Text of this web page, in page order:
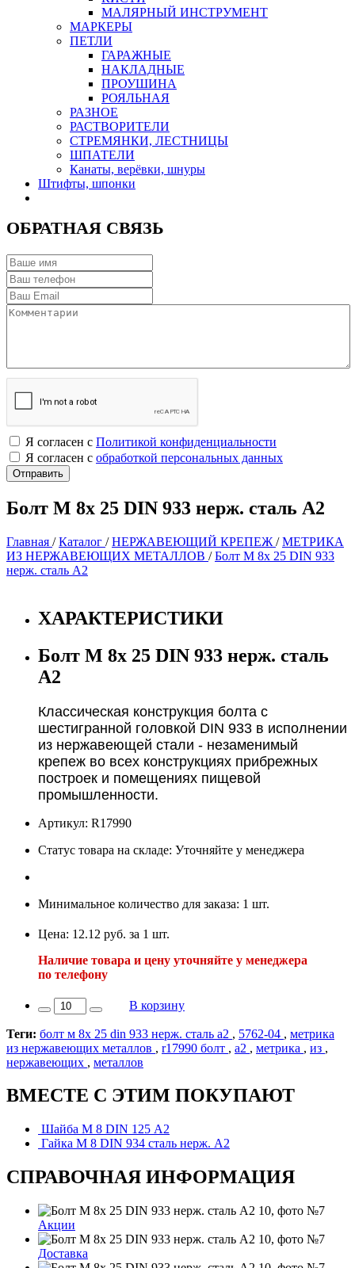
МАЛЯРНЫЙ ИНСТРУМЕНТ
МАРКЕРЫ
ПЕТЛИ
ГАРАЖНЫЕ
НАКЛАДНЫЕ
ПРОУШИНА
РОЯЛЬНАЯ
РАЗНОЕ
РАСТВОРИТЕЛИ
СТРЕМЯНКИ, ЛЕСТНИЦЫ
ШПАТЕЛИ
Канаты, верёвки, шнуры
Штифты, шпонки
ОБРАТНАЯ СВЯЗЬ
Я согласен с Политикой конфиденциальности
Я согласен с обработкой персональных данных
Болт М 8х 25 DIN 933 нерж. сталь А2
Главная /Каталог /НЕРЖАВЕЮЩИЙ КРЕПЕЖ /МЕТРИКА
ИЗ НЕРЖАВЕЮЩИХ МЕТАЛЛОВ /Болт М 8х 25 DIN 933
нерж. сталь А2
ХАРАКТЕРИСТИКИ
Болт М 8х 25 DIN 933 нерж. сталь
А2
Классическая конструкция болта с
шестигранной головкой DIN 933 в исполнении
из нержавеющей стали - незаменимый
крепеж во всех конструкциях прибрежных
построек и помещениях пищевой
промышленности.
Артикул: R17990
Статус товара на складе: Уточняйте у менеджера
Минимальное количество для заказа: 1 шт.
Цена: 12.12 руб. за 1 шт.
Наличие товара и цену уточняйте у менеджера
по телефону
В корзину
Теги: болт м 8х 25 din 933 нерж. сталь а2 , 5762-04 , метрика
из нержавеющих металлов , r17990 болт , а2 , метрика , из ,
нержавеющих , металлов
ВМЕСТЕ С ЭТИМ ПОКУПАЮТ
Шайба М 8 DIN 125 А2
Гайка М 8 DIN 934 сталь нерж. А2
СПРАВОЧНАЯ ИНФОРМАЦИЯ
Акции
Доставка